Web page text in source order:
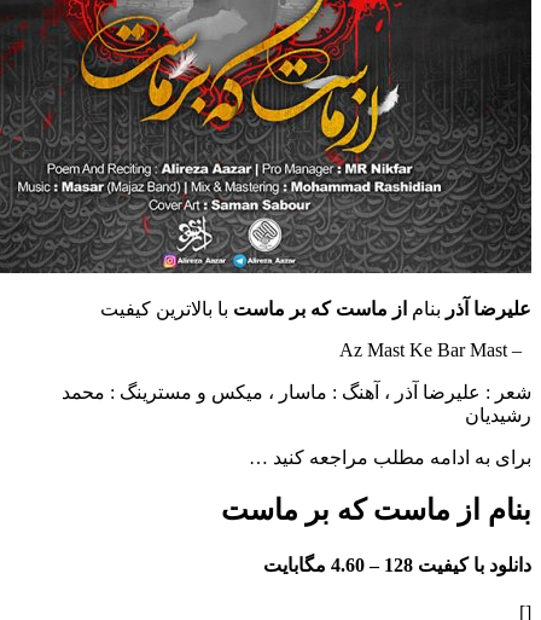
بناماز ماست که بر ماستبا بالاترین کیفیت
آذر ، آهنگ : ماسار ، میکس و مسترینگ : محمد
ادامه مطلب مراجعه کنید …
ماست که بر ماست
128 – 4.60 مگابایت